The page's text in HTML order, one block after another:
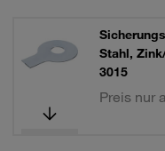
Stahl,
3015
Preis nur